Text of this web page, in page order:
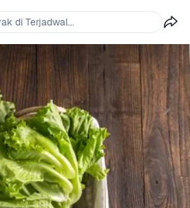
di Terjadwal...